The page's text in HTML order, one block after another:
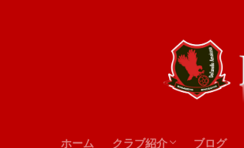
ホーム クラブ紹介 ブログ